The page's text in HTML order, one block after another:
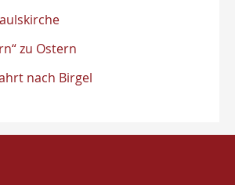
zu Ostern
nach Birgel